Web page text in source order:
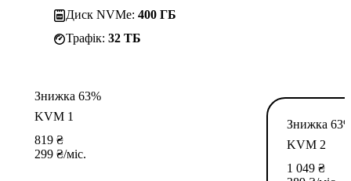
Диск NVMe: 400 ГБ
Трафік: 32 TБ
Знижка 63%
KVM 1
819 ₴
299 ₴/міс.
Знижка
KVM 2
1 049 ₴